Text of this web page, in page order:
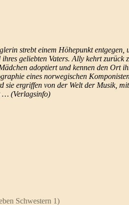
strebt einem Höhepunkt
geliebten Vaters. Ally kehrt zurück
adoptiert und kennen den Ort
eines norwegischen
ergriffen von der Welt der Musik,
… (Verlagsinfo)
Schwestern 1)